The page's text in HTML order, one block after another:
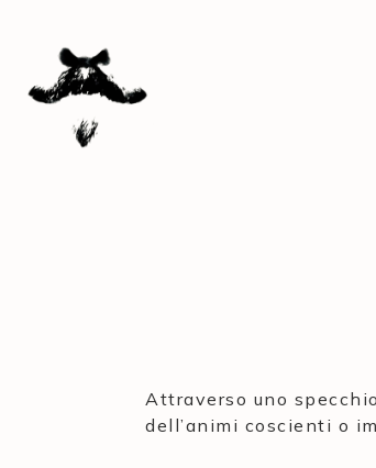
Attraverso uno
dell’animi coscienti o